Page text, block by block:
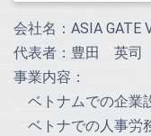
会社名：ASIA GATE
代表者：豊田 英司（
事業内容：
ベトナムでの企業
ベトナでの人事労